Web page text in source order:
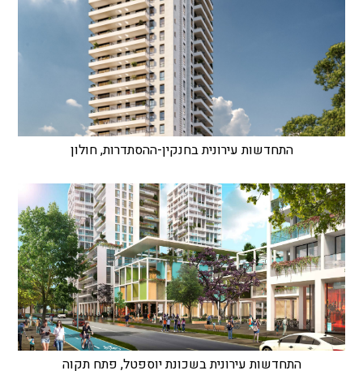
התחדשות עירונית בחנקין-ההסתדרות, חולון
התחדשות עירונית בשכונת יוספטל, פתח תקוה